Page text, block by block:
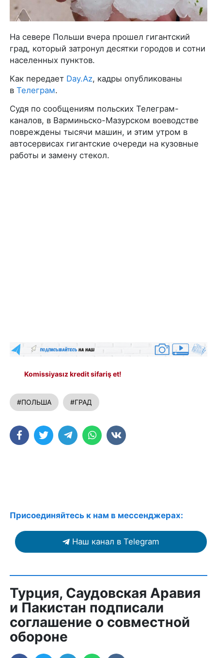
На севере Польши вчера прошел гигантский
град, который затронул десятки городов и сотни
населенных пунктов.
Как передает Day.Az, кадры опубликованы
в Телеграм.
Судя по сообщениям польских Телеграм-
каналов, в Варминьско-Мазурском воеводстве
повреждены тысячи машин, и этим утром в
автосервисах гигантские очереди на кузовные
работы и замену стекол.
Komissiyasız kredit sifariş et!
#ПОЛЬША #ГРАД
Присоединяйтесь к нам в мессенджерах:
Наш канал в Telegram
Турция, Саудовская Аравия
и Пакистан подписали
соглашение о совместной
обороне